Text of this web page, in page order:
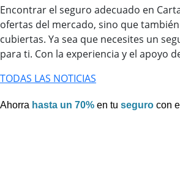
Encontrar el seguro adecuado en
ofertas del mercado, sino que
cubiertas. Ya sea que necesites un
para ti. Con la experiencia y el apoyo
TODAS LAS NOTICIAS
Ahorra hasta un 70% en tu seguro con